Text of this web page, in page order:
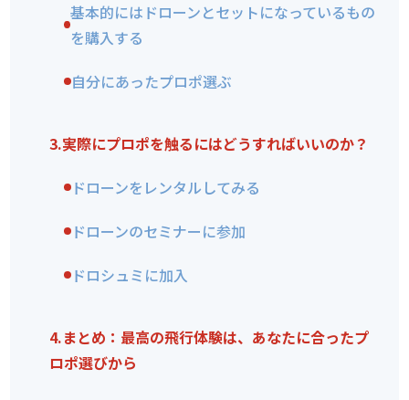
基本的にはドローンとセットになっているもの
を購入する
自分にあったプロポ選ぶ
3.実際にプロポを触るにはどうすればいいのか？
ドローンをレンタルしてみる
ドローンのセミナーに参加
ドロシュミに加入
4.まとめ：最高の飛行体験は、あなたに合ったプ
ロポ選びから